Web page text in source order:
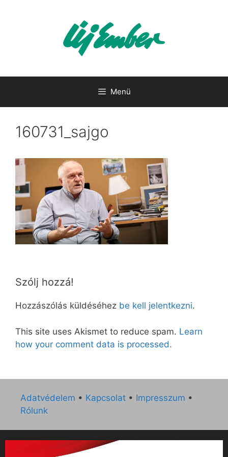
Menü
160731_sajgo
Szólj hozzá!
Hozzászólás küldéséhez be kell jelentkezni.
This site uses Akismet to reduce spam. Learn
how your comment data is processed.
Adatvédelem • Kapcsolat • Impresszum •
Rólunk